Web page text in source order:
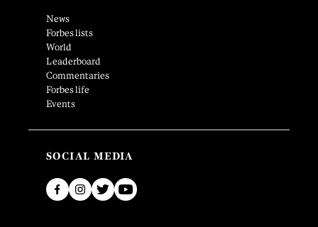
News
Forbes lists
World
Leaderboard
Commentaries
Forbes life
Events
SOCIAL MEDIA